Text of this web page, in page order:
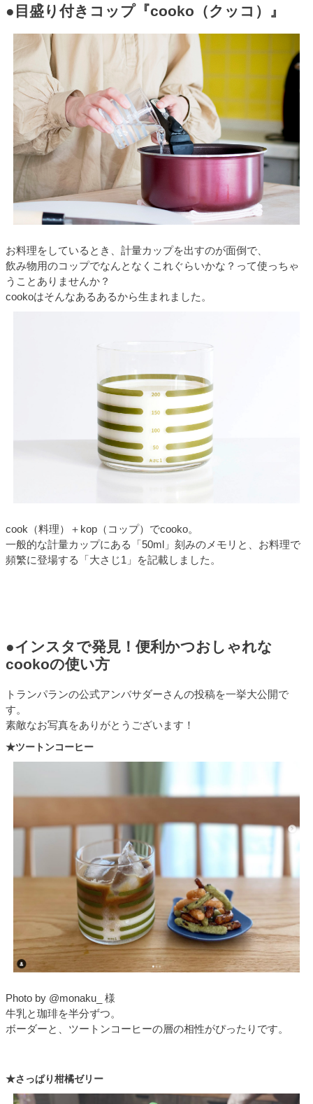
●目盛り付きコップ『cooko（クッコ）』
お料理をしているとき、計量カップを出すのが面倒で、
飲み物用のコップでなんとなくこれぐらいかな？って使っちゃ
うことありませんか？
cookoはそんなあるあるから生まれました。
cook（料理）＋kop（コップ）でcooko。
一般的な計量カップにある「50ml」刻みのメモリと、お料理で
頻繁に登場する「大さじ1」を記載しました。
●インスタで発見！便利かつおしゃれな
cookoの使い方
トランパランの公式アンバサダーさんの投稿を一挙大公開で
す。
素敵なお写真をありがとうございます！
★ツートンコーヒー
Photo by @monaku_ 様
牛乳と珈琲を半分ずつ。
ボーダーと、ツートンコーヒーの層の相性がぴったりです。
★さっぱり柑橘ゼリー